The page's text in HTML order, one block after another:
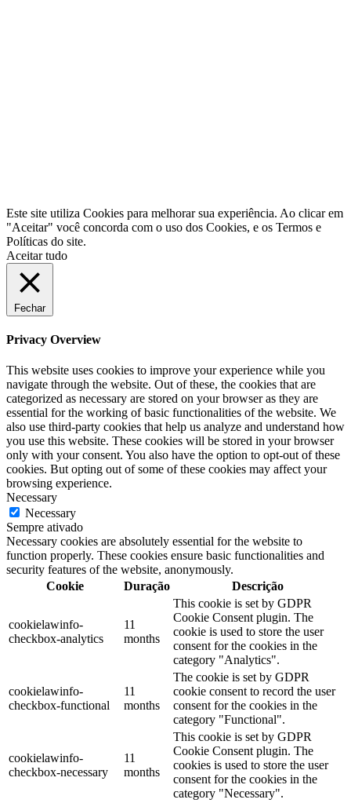
Este site utiliza Cookies para melhorar sua experiência. Ao clicar em
"Aceitar" você concorda com o uso dos Cookies, e os Termos e
Políticas do site.
Aceitar tudo
Fechar
Privacy Overview
This website uses cookies to improve your experience while you
navigate through the website. Out of these, the cookies that are
categorized as necessary are stored on your browser as they are
essential for the working of basic functionalities of the website. We
also use third-party cookies that help us analyze and understand how
you use this website. These cookies will be stored in your browser
only with your consent. You also have the option to opt-out of these
cookies. But opting out of some of these cookies may affect your
browsing experience.
Necessary
Necessary
Sempre ativado
Necessary cookies are absolutely essential for the website to
function properly. These cookies ensure basic functionalities and
security features of the website, anonymously.
Cookie
Duração Descrição
cookielawinfo-
checkbox-analytics
11
months
This cookie is set by GDPR
Cookie Consent plugin. The
cookie is used to store the user
consent for the cookies in the
category "Analytics".
cookielawinfo-
checkbox-functional
11
months
The cookie is set by GDPR
cookie consent to record the user
consent for the cookies in the
category "Functional".
cookielawinfo-
checkbox-necessary
11
months
This cookie is set by GDPR
Cookie Consent plugin. The
cookies is used to store the user
consent for the cookies in the
category "Necessary".